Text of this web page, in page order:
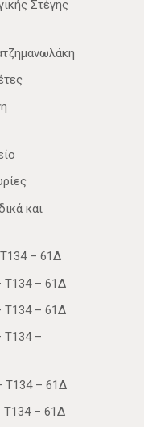
Στέγης
και
– 61Δ
Τ134 – 61Δ
Τ134 – 61Δ
Τ134 –
Τ134 – 61Δ
Τ134 – 61Δ